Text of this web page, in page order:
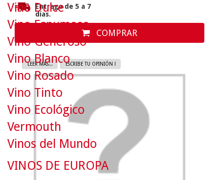
Entrega de 5 a 7
días.
COMPRAR
LEER MAS... ESCRIBE TU OPINIÓN !
Vino Dulce
Vino Espumoso
Vino Generoso
Vino Blanco
Vino Rosado
Vino Tinto
Vino Ecológico
Vermouth
Vinos del Mundo
VINOS DE EUROPA